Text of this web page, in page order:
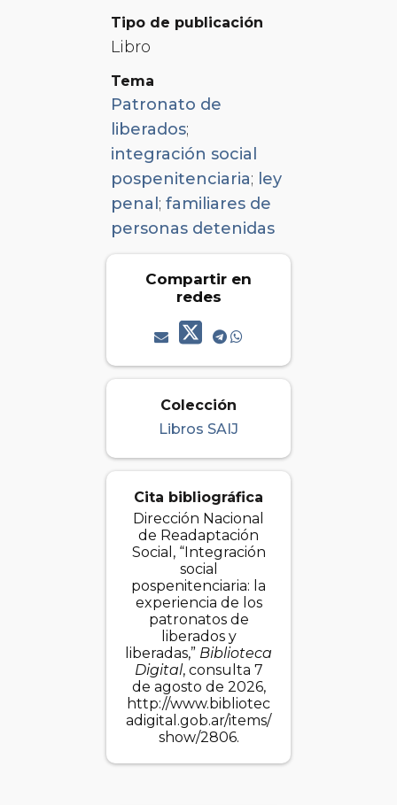
Tipo de publicación
Libro
Tema
Patronato de
liberados;
integración social
pospenitenciaria; ley
penal ; familiares de
personas detenidas
Compartir en
redes
Colección
Libros SAIJ
Cita bibliográfica
Dirección Nacional
de Readaptación
Social, “Integración
social
pospenitenciaria: la
experiencia de los
patronatos de
liberados y
liberadas,” Biblioteca
Digital, consulta 7
de agosto de 2026,
http://www.bibliotec
adigital.gob.ar/items/
show/2806.